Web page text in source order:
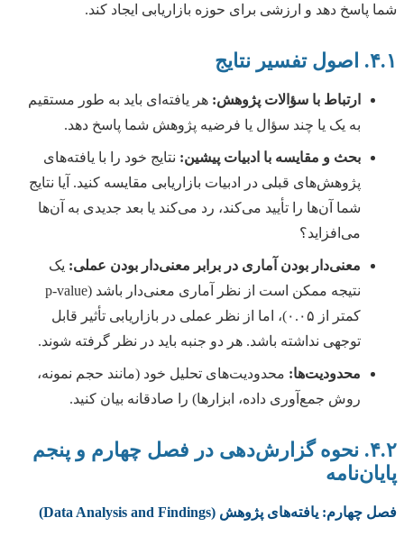
شما پاسخ دهد و ارزشی برای حوزه بازاریابی ایجاد کند.
۴.۱. اصول تفسیر نتایج
ارتباط با سؤالات پژوهش: هر یافته‌ای باید به طور مستقیم
به یک یا چند سؤال یا فرضیه پژوهش شما پاسخ دهد.
بحث و مقایسه با ادبیات پیشین: نتایج خود را با یافته‌های
پژوهش‌های قبلی در ادبیات بازاریابی مقایسه کنید. آیا نتایج
شما آن‌ها را تأیید می‌کند، رد می‌کند یا بعد جدیدی به آن‌ها
می‌افزاید؟
معنی‌دار بودن آماری در برابر معنی‌دار بودن عملی: یک
نتیجه ممکن است از نظر آماری معنی‌دار باشد (p-value
کمتر از ۰.۰۵)، اما از نظر عملی در بازاریابی تأثیر قابل
توجهی نداشته باشد. هر دو جنبه باید در نظر گرفته شوند.
محدودیت‌ها: محدودیت‌های تحلیل خود (مانند حجم نمونه،
روش جمع‌آوری داده، ابزارها) را صادقانه بیان کنید.
۴.۲. نحوه گزارش‌دهی در فصل چهارم و پنجم
پایان‌نامه
فصل چهارم: یافته‌های پژوهش (Data Analysis and Findings)